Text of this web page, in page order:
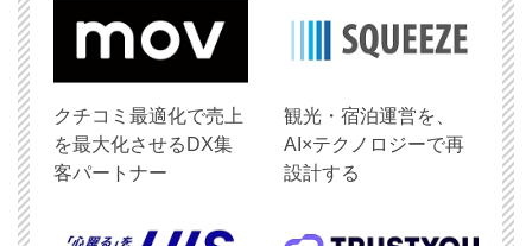
クチコミ最適化で売上
を最大化させるDX集
客パートナー
観光・宿泊運営を、
AI×テクノロジーで再
設計する